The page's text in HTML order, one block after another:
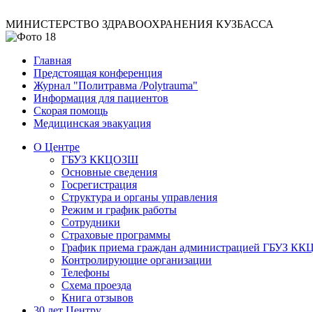
МИНИСТЕРСТВО ЗДРАВООХРАНЕНИЯ КУЗБАССА
Главная
Предстоящая конференция
Журнал "Политравма /Polytrauma"
Информация для пациентов
Скорая помощь
Медицинская эвакуация
О Центре
ГБУЗ ККЦОЗШ
Основные сведения
Госрегистрация
Структура и органы управления
Режим и график работы
Сотрудники
Страховые программы
График приема граждан администрацией ГБУЗ
Контролирующие организации
Телефоны
Схема проезда
Книга отзывов